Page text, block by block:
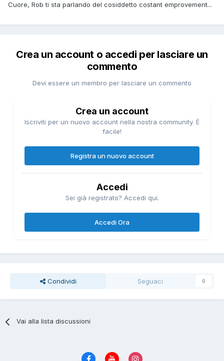
Cuore, Rob ti sta parlando del cosiddetto costant emprovement...
Crea un account o accedi per lasciare un
commento
Devi essere un membro per lasciare un commento
Crea un account
Iscriviti per un nuovo account nella nostra community. È
facile!
Registra un nuovo account
Accedi
Sei già registrato? Accedi qui.
Accedi Ora
Condividi Seguaci 0
Vai alla lista discussioni